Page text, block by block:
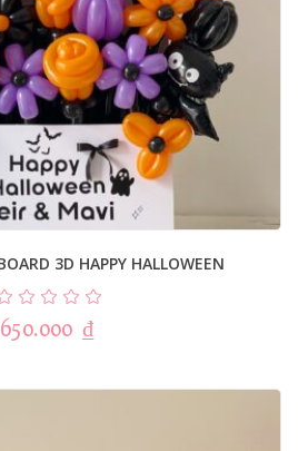
3D HAPPY HALLOWEEN
650.000 ₫